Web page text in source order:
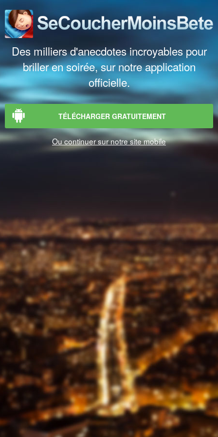
Des milliers d'anecdotes incroyables pour
briller en soirée, sur notre application
officielle.
TÉLÉCHARGER GRATUITEMENT
Ou continuer sur notre site mobile